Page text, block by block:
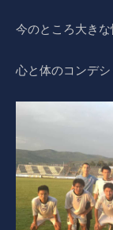
今のところ大きな
心と体のコンデ